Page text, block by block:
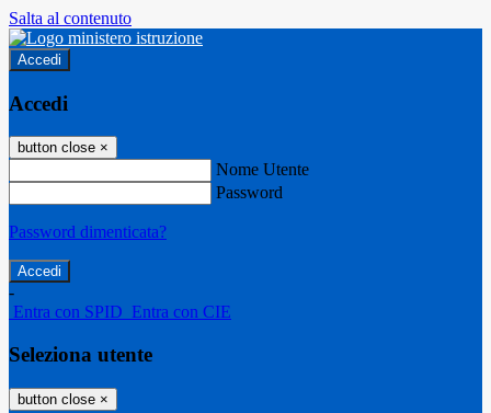
Salta al contenuto
Accedi
Accedi
button close ×
Nome Utente
Password
Password dimenticata?
-
Entra con SPID Entra con CIE
Seleziona utente
button close ×